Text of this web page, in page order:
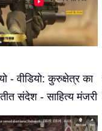
- वीडियो: कुरुक्षेत्र का
संदेश - साहित्य मंजरी